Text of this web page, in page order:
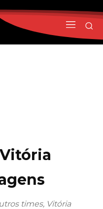
times, Vitória